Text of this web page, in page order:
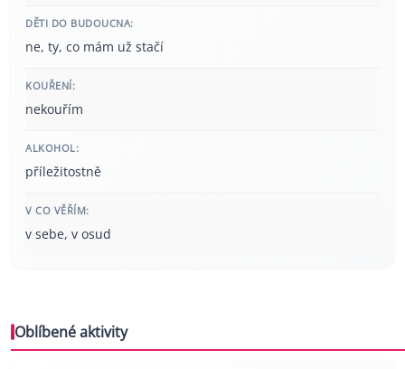
DĚTI DO BUDOUCNA:
ne, ty, co mám už stačí
KOUŘENÍ:
nekouřím
ALKOHOL:
příležitostně
V CO VĚŘÍM:
v sebe, v osud
Oblíbené aktivity